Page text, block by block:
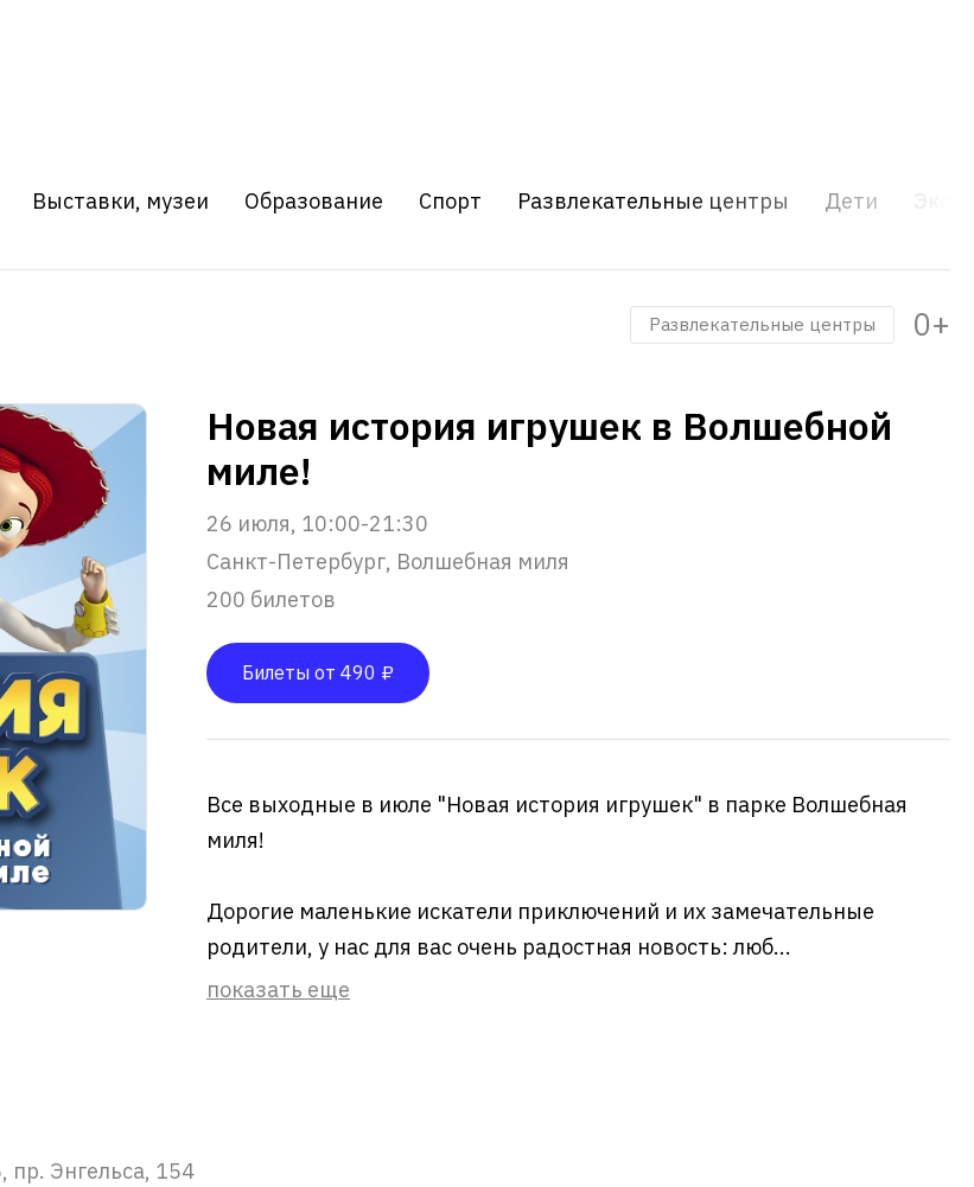
Выставки, музеи Образование Спорт Развлекательные центры Дети
Развлекательные центры 0+
Новая история игрушек в Волшебной
миле!
26 июля, 10:00-21:30
Санкт-Петербург, Волшебная миля
200 билетов
Билеты от 490 ₽
Все выходные в июле "Новая история игрушек" в парке Волшебная
миля!
Дорогие маленькие искатели приключений и их замечательные
родители, у нас для вас очень радостная новость: люб...
показать еще
пр. Энгельса, 154